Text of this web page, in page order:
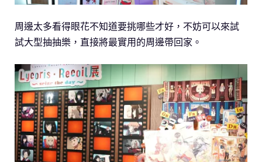
周邊太多看得眼花不知道要挑哪些才好，不妨可以來試
試大型抽抽樂，直接將最實用的周邊帶回家。